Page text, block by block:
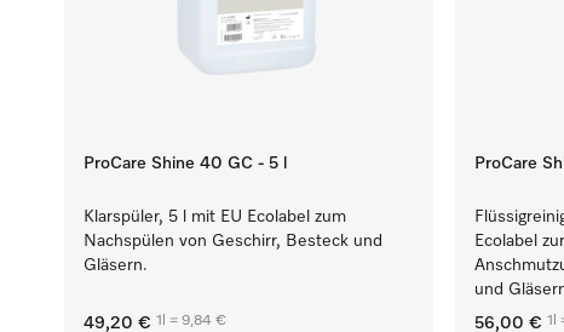
ProCare Shine 40 GC - 5 l
Klarspüler, 5 l mit EU Ecolabel zum
Nachspülen von Geschirr, Besteck und
Gläsern.
49,20 € 1l = 9,84 €
ProCare
Ecolabel
und
56,00 € 1l